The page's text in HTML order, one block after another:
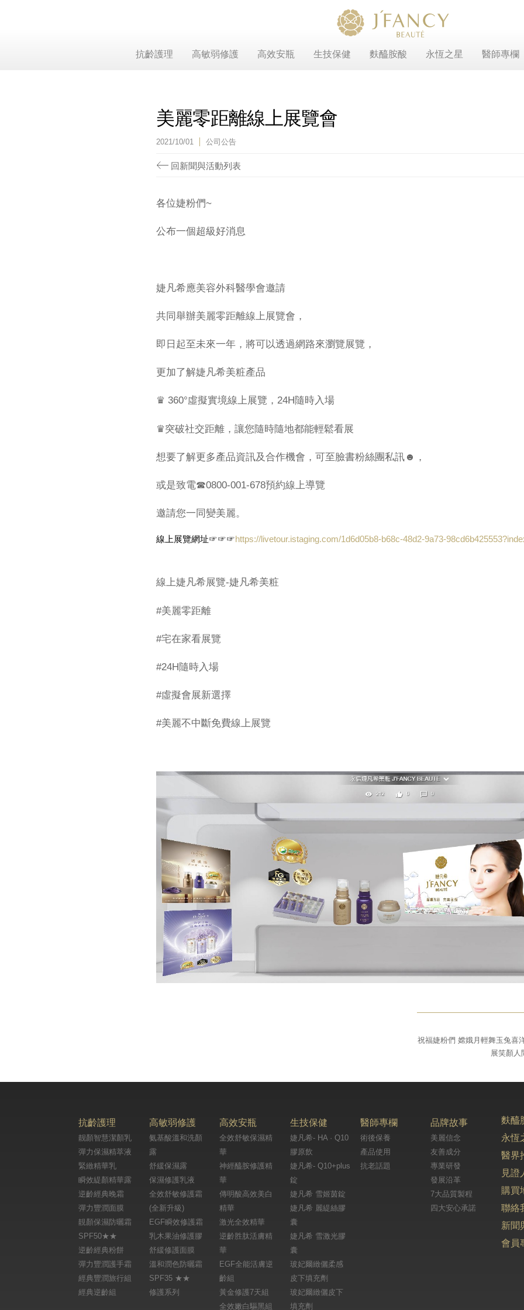
抗齡護理 高敏弱修護 高效安瓶 生技保健 麩醯胺酸 永恆之星 醫師專欄
美麗零距離線上展覽會
2021/10/01 公司公告
回新聞與活動列表
各位婕粉們~
公布一個超級好消息
婕凡希應美容外科醫學會邀請
共同舉辦美麗零距離線上展覽會，
即日起至未來一年，將可以透過網路來瀏覽展覽，
更加了解婕凡希美粧產品
♛ 360°虛擬實境線上展覽，24H隨時入場
♛突破社交距離，讓您隨時隨地都能輕鬆看展
想要了解更多產品資訊及合作機會，可至臉書粉絲團私訊☻，
或是致電☎0800-001-678預約線上導覽
邀請您一同變美麗。
線上展覽網址☞☞☞https://livetour.istaging.com/1d6d05b8-b68c-48d2-9a73-
線上婕凡希展覽-婕凡希美粧
#美麗零距離
#宅在家看展覽
#24H隨時入場
#虛擬會展新選擇
#美麗不中斷免費線上展覽
祝福婕粉們 嫦娥月輕舞玉兔喜
展笑顏人
抗齡護理
靓顏智慧潔顏乳
彈力保濕精萃液
緊緻精華乳
瞬效緹顏精華露
逆齡經典晚霜
彈力豐潤面膜
靚顏保濕防曬霜
SPF50★★
逆齡經典粉餅
彈力豐潤護手霜
經典豐潤旅行組
經典逆齡組
高敏弱修護
氨基酸溫和洗顏
露
舒緩保濕露
保濕修護乳液
全效舒敏修護霜
(全新升級)
EGF瞬效修護霜
乳木果油修護膠
舒緩修護面膜
溫和潤色防曬霜
SPF35 ★★
修護系列
高效安瓶
全效舒敏保濕精
華
神經醯胺修護精
華
傳明酸高效美白
精華
激光全效精華
逆齡胜肽活膚精
華
EGF全能活膚逆
齡組
黃金修護7天組
全效嫩白驅黑組
生技保健
婕凡希- HA · Q10
膠原飲
婕凡希- Q10+plus
錠
婕凡希 雪姬茵錠
婕凡希 麗緹絲膠
囊
婕凡希 雪激光膠
囊
玻妃爾緻儷柔感
皮下填充劑
玻妃爾緻儷皮下
填充劑
醫師專欄
術後保養
產品使用
抗老話題
品牌故事
美麗信念
友善成分
專業研發
發展沿革
7大品質製程
四大安心承諾
麩醯
永恆
醫界
見證
購買
聯絡
新聞
會員